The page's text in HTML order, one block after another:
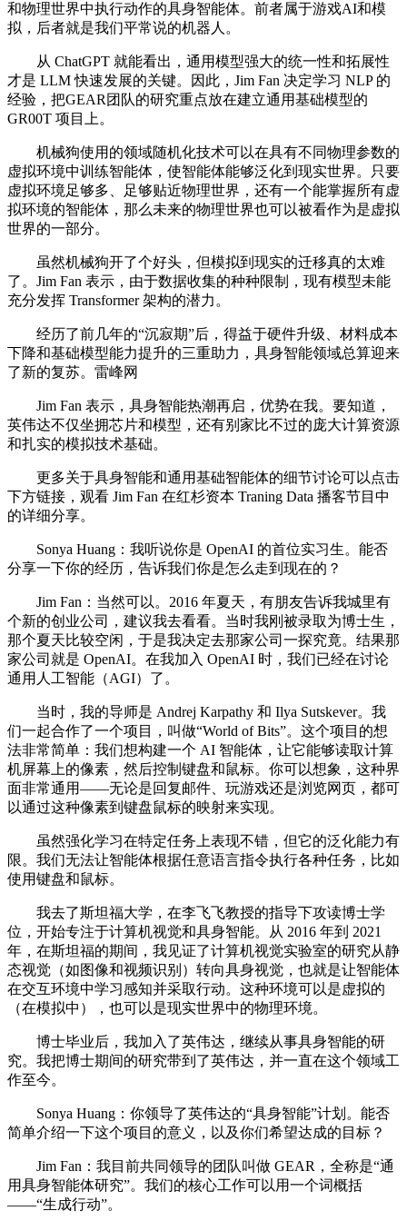
和物理世界中执行动作的具身智能体。前者属于游戏AI和模
拟，后者就是我们平常说的机器人。
从 ChatGPT 就能看出，通用模型强大的统一性和拓展性
才是 LLM 快速发展的关键。因此，Jim Fan 决定学习 NLP 的
经验，把GEAR团队的研究重点放在建立通用基础模型的
GR00T 项目上。
机械狗使用的领域随机化技术可以在具有不同物理参数的
虚拟环境中训练智能体，使智能体能够泛化到现实世界。只要
虚拟环境足够多、足够贴近物理世界，还有一个能掌握所有虚
拟环境的智能体，那么未来的物理世界也可以被看作为是虚拟
世界的一部分。
虽然机械狗开了个好头，但模拟到现实的迁移真的太难
了。Jim Fan 表示，由于数据收集的种种限制，现有模型未能
充分发挥 Transformer 架构的潜力。
经历了前几年的“沉寂期”后，得益于硬件升级、材料成本
下降和基础模型能力提升的三重助力，具身智能领域总算迎来
了新的复苏。雷峰网
Jim Fan 表示，具身智能热潮再启，优势在我。要知道，
英伟达不仅坐拥芯片和模型，还有别家比不过的庞大计算资源
和扎实的模拟技术基础。
更多关于具身智能和通用基础智能体的细节讨论可以点击
下方链接，观看 Jim Fan 在红杉资本 Traning Data 播客节目中
的详细分享。
Sonya Huang：我听说你是 OpenAI 的首位实习生。能否
分享一下你的经历，告诉我们你是怎么走到现在的？
Jim Fan：当然可以。2016 年夏天，有朋友告诉我城里有
个新的创业公司，建议我去看看。当时我刚被录取为博士生，
那个夏天比较空闲，于是我决定去那家公司一探究竟。结果那
家公司就是 OpenAI。在我加入 OpenAI 时，我们已经在讨论
通用人工智能（AGI）了。
当时，我的导师是 Andrej Karpathy 和 Ilya Sutskever。我
们一起合作了一个项目，叫做“World of Bits”。这个项目的想
法非常简单：我们想构建一个 AI 智能体，让它能够读取计算
机屏幕上的像素，然后控制键盘和鼠标。你可以想象，这种界
面非常通用——无论是回复邮件、玩游戏还是浏览网页，都可
以通过这种像素到键盘鼠标的映射来实现。
虽然强化学习在特定任务上表现不错，但它的泛化能力有
限。我们无法让智能体根据任意语言指令执行各种任务，比如
使用键盘和鼠标。
我去了斯坦福大学，在李飞飞教授的指导下攻读博士学
位，开始专注于计算机视觉和具身智能。从 2016 年到 2021
年，在斯坦福的期间，我见证了计算机视觉实验室的研究从静
态视觉（如图像和视频识别）转向具身视觉，也就是让智能体
在交互环境中学习感知并采取行动。这种环境可以是虚拟的
（在模拟中），也可以是现实世界中的物理环境。
博士毕业后，我加入了英伟达，继续从事具身智能的研
究。我把博士期间的研究带到了英伟达，并一直在这个领域工
作至今。
Sonya Huang：你领导了英伟达的“具身智能”计划。能否
简单介绍一下这个项目的意义，以及你们希望达成的目标？
Jim Fan：我目前共同领导的团队叫做 GEAR，全称是“通
用具身智能体研究”。我们的核心工作可以用一个词概括
——“生成行动”。